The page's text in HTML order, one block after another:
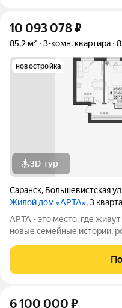
10 093 078₽
85,2 м² 3-комн. квартира 8
новостройка
3D-тур
Саранск, Большевистская
Жилой дом «АРТА», 3
APТА - это место, где
новые семейные истории,
пространство, где обычаи
Адрес: г. Саранск, ул.
6 100 000 ₽